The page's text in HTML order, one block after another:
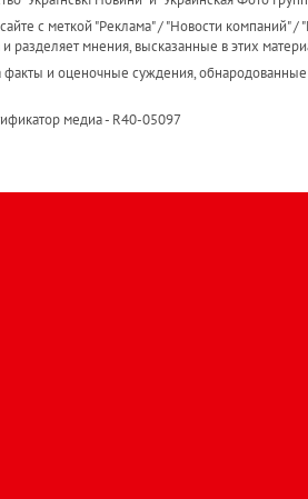
с меткой "Реклама" / "Новости компаний"
и разделяет мнения, высказанные в этих
факты и оценочные суждения,
медиа - R40-05097